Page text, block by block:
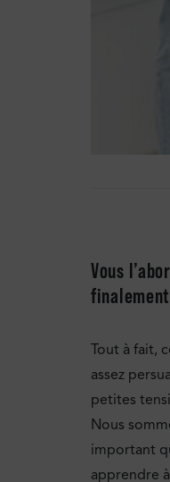
Vous
Tout à fait,
assez
petites
Nous
important
apprendre